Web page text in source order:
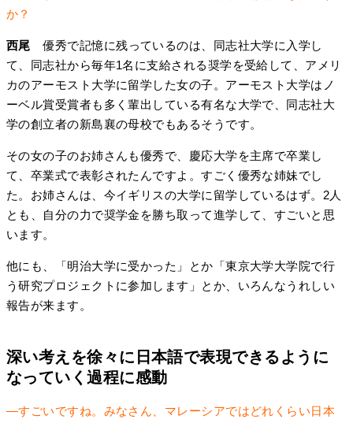
か？
西尾 優秀で記憶に残っているのは、同志社大学に入学し
て、同志社から毎年1名に支給される奨学を受給して、アメリ
カのアーモスト大学に留学した女の子。アーモスト大学はノ
ーベル賞受賞者も多く輩出している有名な大学で、同志社大
学の創立者の新島襄の母校でもあるそうです。
その女の子のお姉さんも優秀で、慶応大学を主席で卒業し
て、卒業式で表彰されたんですよ。すごく優秀な姉妹でし
た。お姉さんは、今イギリスの大学に留学しているはず。2人
とも、自分の力で奨学金を勝ち取って進学して、すごいと思
います。
他にも、「明治大学に受かった」とか「東京大学大学院で行
う研究プロジェクトに参加します」とか、いろんなうれしい
報告が来ます。
深い考えを徐々に日本語で表現できるように
なっていく過程に感動
―すごいですね。みなさん、マレーシアではどれくらい日本